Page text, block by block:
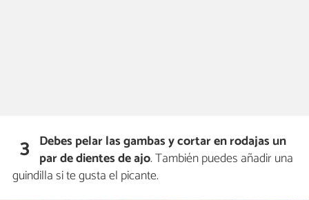
3 Debes pelar las gambas y cortar en rodajas un
par de dientes de ajo. También puedes añadir una
guindilla si te gusta el picante.